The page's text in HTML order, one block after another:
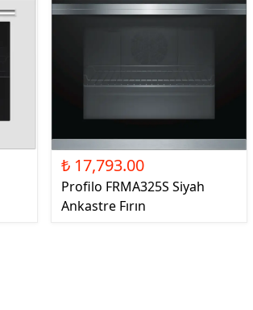
₺ 17,793.00
Profilo FRMA325S Siyah
Ankastre Fırın